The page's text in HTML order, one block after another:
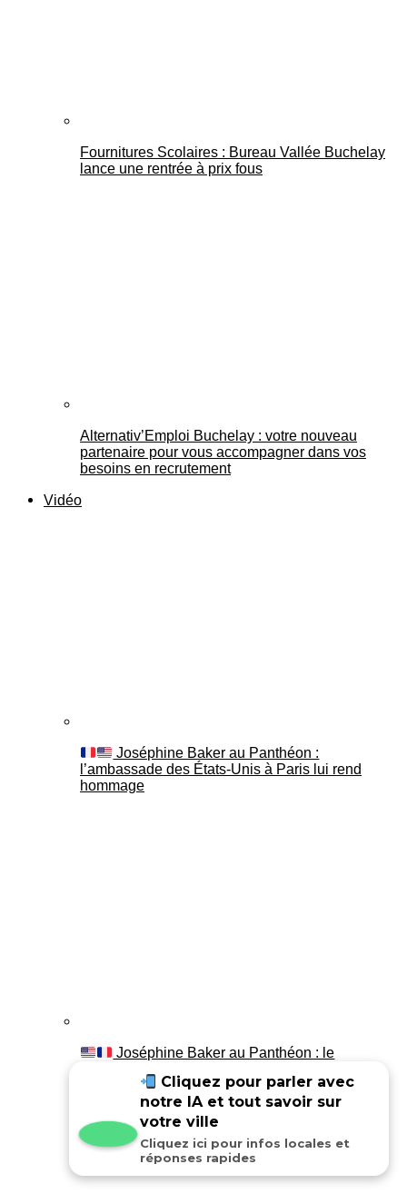
Fournitures Scolaires : Bureau Vallée Buchelay
lance une rentrée à prix fous
Alternativ’Emploi Buchelay : votre nouveau
partenaire pour vous accompagner dans vos
besoins en recrutement
Vidéo
Joséphine Baker au Panthéon :
l’ambassade des États-Unis à Paris lui rend
hommage
Joséphine Baker au Panthéon : le
Cliquez pour parler avec
notre IA et tout savoir sur
votre ville
Cliquez ici pour infos locales et
réponses rapides